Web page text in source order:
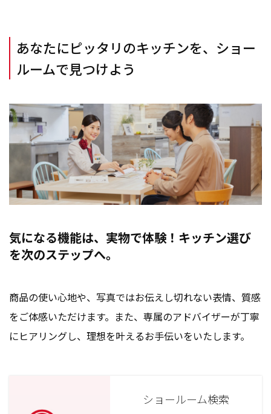
あなたにピッタリのキッチンを、ショー
ルームで見つけよう
気になる機能は、実物で体験！キッチン選び
を次のステップへ。
商品の使い心地や、写真ではお伝えし切れない表情、質感
をご体感いただけます。また、専属のアドバイザーが丁寧
にヒアリングし、理想を叶えるお手伝いをいたします。
ショールーム検索